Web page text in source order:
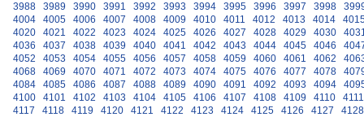
3988
3989 3990 3991 3992 3993 3994 3995 3996 3997 3998
4004
4005 4006 4007 4008 4009 4010 4011 4012 4013 4014
4020
4021 4022 4023 4024 4025 4026 4027 4028 4029 4030
4036
4037 4038 4039 4040 4041 4042 4043 4044 4045 4046
4052
4053 4054 4055 4056 4057 4058 4059 4060 4061 4062
4068
4069 4070 4071 4072 4073 4074 4075 4076 4077 4078
4084
4085 4086 4087 4088 4089 4090 4091 4092 4093 4094
4100
4101 4102 4103 4104 4105 4106 4107 4108 4109 4110
4111
4117
4118 4119 4120 4121 4122 4123 4124 4125 4126 4127
4128